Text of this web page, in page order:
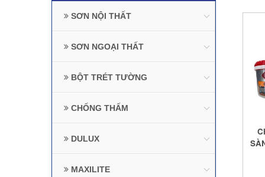
SƠN NỘI THẤT
SƠN NGOẠI THẤT
BỘT TRÉT TƯỜNG
CHỐNG THẤM
DULUX
MAXILITE